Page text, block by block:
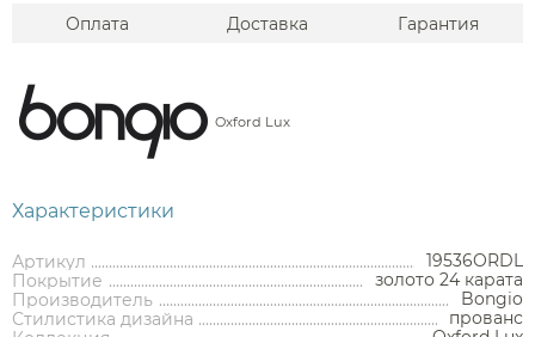
Оплата Доставка Гарантия
Oxford Lux
Характеристики
Артикул
19536ORDL
Покрытие
золото 24 карата
Производитель
Bongio
Стилистика дизайна
прованс